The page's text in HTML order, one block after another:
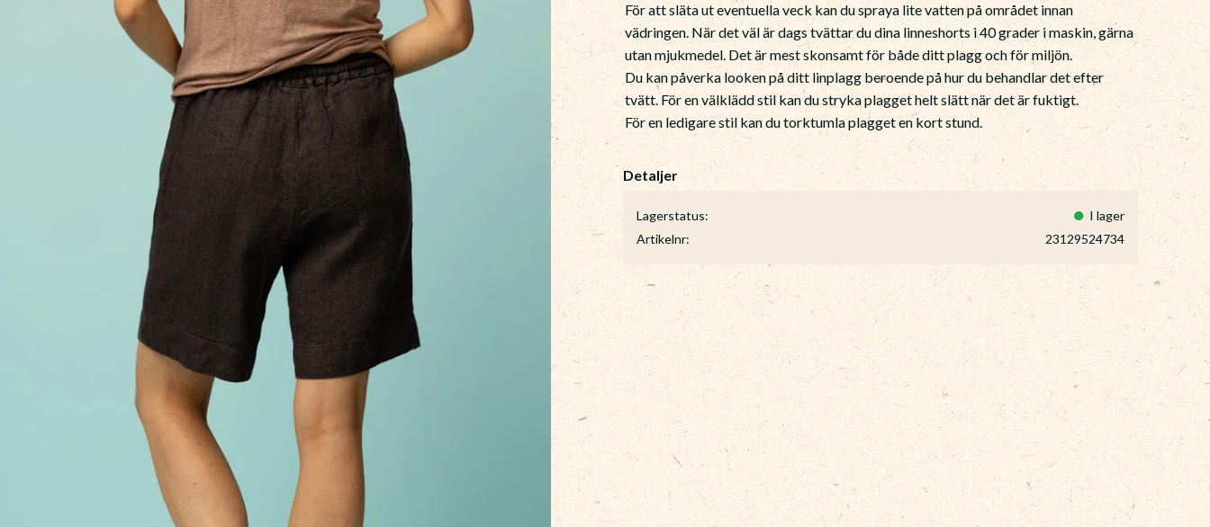
Lagerstatus
I lager
Artikelnr
23129524734
För att släta ut eventuella veck kan du spraya lite vatten på området innan
vädringen. När det väl är dags tvättar du dina linneshorts i 40 grader i maskin, gärna
utan mjukmedel. Det är mest skonsamt för både ditt plagg och för miljön.
Du kan påverka looken på ditt linplagg beroende på hur du behandlar det efter
tvätt. För en välklädd stil kan du stryka plagget helt slätt när det är fuktigt.
För en ledigare stil kan du torktumla plagget en kort stund.